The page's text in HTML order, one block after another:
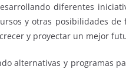
diferentes
y otras posibilidades
y proyectar un mejor
alternativas y programas